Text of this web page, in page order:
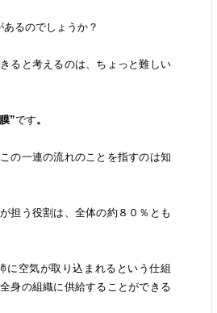
るのでしょうか？
ると考えるのは、ちょっと難しい
”です。
の一連の流れのことを指すのは知
担う役割は、全体の約８０％とも
に空気が取り込まれるという仕組
身の組織に供給することができる